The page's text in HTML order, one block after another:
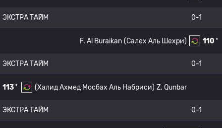
ЭКСТРА ТАЙМ 0-1
110 '
(Салех Аль Шехри)
F. Al Buraikan
ЭКСТРА ТАЙМ 0-1
113 ' (Халид Ахмед Мосбах Аль Набриси) Z. Qunbar
ЭКСТРА ТАЙМ 0-1